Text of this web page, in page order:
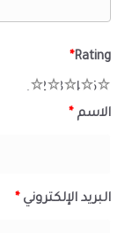
Rating
*
5
4
3
2
الاسم *
البريد الإلكتروني *